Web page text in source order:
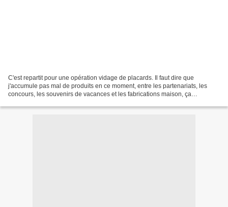
C'est repartit pour une opération vidage de placards. Il faut dire que
j'accumule pas mal de produits en ce moment, entre les partenariats, les
concours, les souvenirs de vacances et les fabrications maison, ça